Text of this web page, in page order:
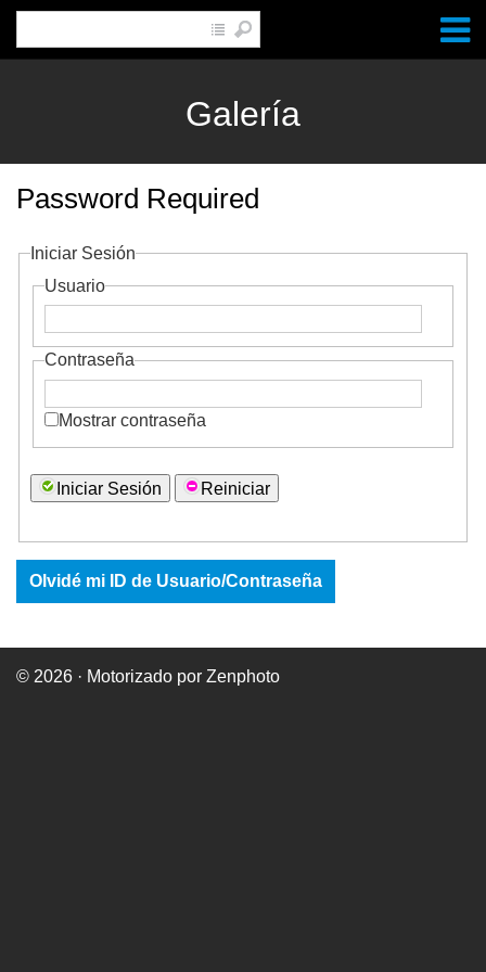
Galería
Password Required
Iniciar Sesión
Usuario
Contraseña
Mostrar contraseña
Iniciar Sesión Reiniciar
Olvidé mi ID de Usuario/Contraseña
© 2026 · Motorizado por Zenphoto